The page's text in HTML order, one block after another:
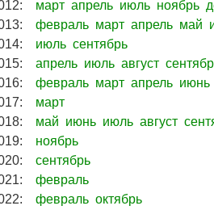
: март апрель июль ноябрь
: февраль март апрель май
: июль сентябрь
: апрель июль август
: февраль март апрель июнь
:
март
: май июнь июль август
:
ноябрь
:
сентябрь
:
февраль
: февраль октябрь